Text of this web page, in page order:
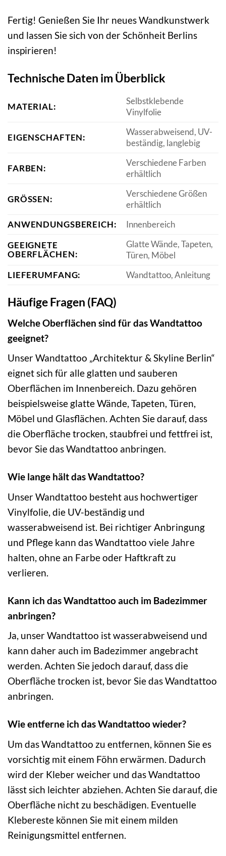
Fertig! Genießen Sie Ihr neues Wandkunstwerk
und lassen Sie sich von der Schönheit Berlins
inspirieren!
Technische Daten im Überblick
MATERIAL:
Selbstklebende
Vinylfolie
EIGENSCHAFTEN:
Wasserabweisend, UV-
beständig, langlebig
FARBEN:
Verschiedene Farben
erhältlich
GRÖSSEN:
Verschiedene Größen
erhältlich
ANWENDUNGSBEREICH:
Innenbereich
GEEIGNETE
OBERFLÄCHEN:
Glatte Wände, Tapeten,
Türen, Möbel
LIEFERUMFANG:
Wandtattoo, Anleitung
Häufige Fragen (FAQ)
Welche Oberflächen sind für das Wandtattoo
geeignet?
Unser Wandtattoo „Architektur & Skyline Berlin“
eignet sich für alle glatten und sauberen
Oberflächen im Innenbereich. Dazu gehören
beispielsweise glatte Wände, Tapeten, Türen,
Möbel und Glasflächen. Achten Sie darauf, dass
die Oberfläche trocken, staubfrei und fettfrei ist,
bevor Sie das Wandtattoo anbringen.
Wie lange hält das Wandtattoo?
Unser Wandtattoo besteht aus hochwertiger
Vinylfolie, die UV-beständig und
wasserabweisend ist. Bei richtiger Anbringung
und Pflege kann das Wandtattoo viele Jahre
halten, ohne an Farbe oder Haftkraft zu
verlieren.
Kann ich das Wandtattoo auch im Badezimmer
anbringen?
Ja, unser Wandtattoo ist wasserabweisend und
kann daher auch im Badezimmer angebracht
werden. Achten Sie jedoch darauf, dass die
Oberfläche trocken ist, bevor Sie das Wandtattoo
anbringen.
Wie entferne ich das Wandtattoo wieder?
Um das Wandtattoo zu entfernen, können Sie es
vorsichtig mit einem Föhn erwärmen. Dadurch
wird der Kleber weicher und das Wandtattoo
lässt sich leichter abziehen. Achten Sie darauf, die
Oberfläche nicht zu beschädigen. Eventuelle
Klebereste können Sie mit einem milden
Reinigungsmittel entfernen.